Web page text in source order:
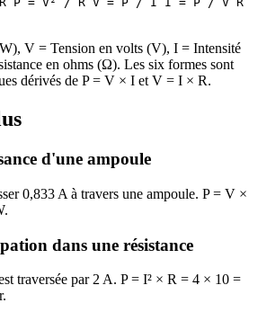
V = Tension en volts (V), I = Intensité
en ohms (Ω). Les six formes sont
dérivés de P = V × I et V = I × R.
d'une ampoule
0,833 A à travers une ampoule. P = V ×
dans une résistance
traversée par 2 A. P = I² × R = 4 × 10 =